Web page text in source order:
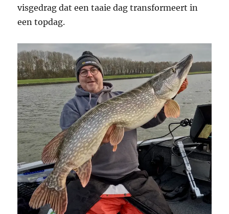
visgedrag dat een taaie dag transformeert in
een topdag.